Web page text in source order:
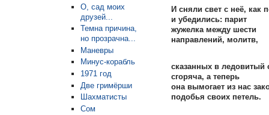
О, сад моих
друзей...
Темна причина,
но прозрачна...
Маневры
Минус-корабль
1971 год
Две гримёрши
Шахматисты
Сом
И сняли свет с неё, как
и убедились: парит
жужелка между шести
направлений, молитв,
сказанных в ледовитый
сгоряча, а теперь
она вымогает из нас
подобья своих петель.